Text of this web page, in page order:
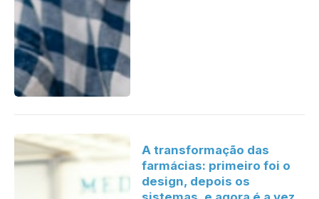
A transformação das
farmácias: primeiro foi o
design, depois os